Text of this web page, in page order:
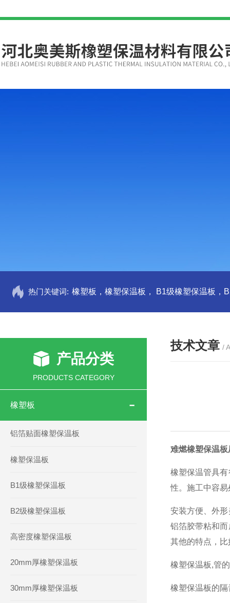
热门关键词:
产品分类
PRODUCTS CATEGORY
橡塑板
铝箔贴面橡塑保温板
橡塑保温板
B1级橡塑保温板
B2级橡塑保温板
高密度橡塑保温板
20mm厚橡塑保温板
30mm厚橡塑保温板
技术文章 /
难燃橡塑保温
橡塑保温管具
性。施工中容
安装方便、外
铝箔胶带粘和
其他的特点，
橡塑保温板,管
橡塑保温板的